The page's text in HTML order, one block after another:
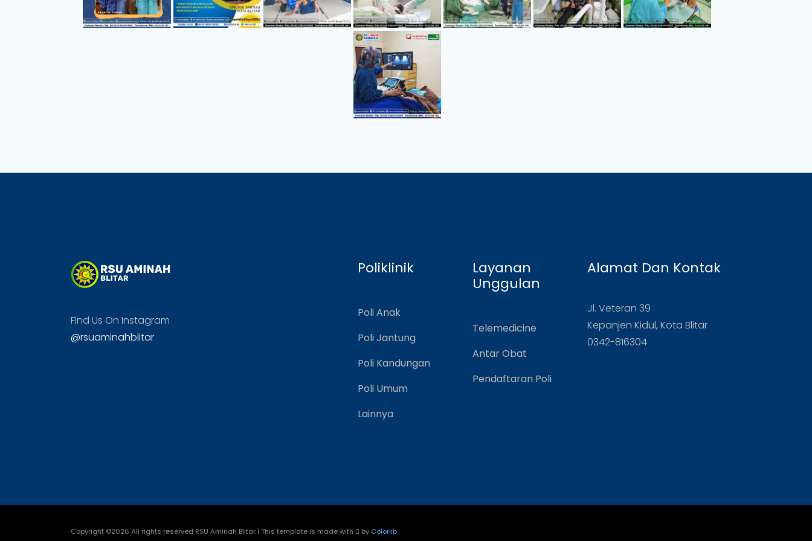
Find Us On Instagram
@rsuaminahblitar
Poliklinik
Poli Anak
Poli Jantung
Poli Kandungan
Poli Umum
Lainnya
Layanan
Unggulan
Telemedicine
Antar Obat
Pendaftaran Poli
Alamat Dan Kontak
Jl. Veteran 39
Kepanjen Kidul, Kota Blitar
0342-816304
Copyright ©2026 All rights reserved RSU Aminah Blitar | This template is made with by Colorlib